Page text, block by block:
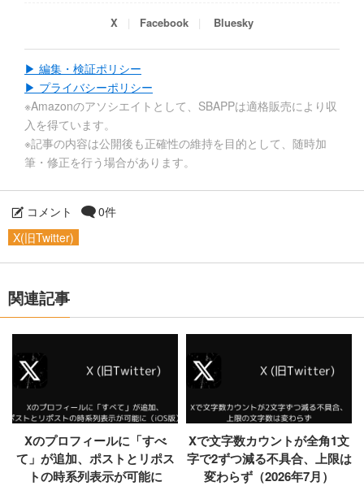
X Facebook Bluesky
▶ 編集・検証ポリシー
▶ プライバシーポリシー
※Amazonのアソシエイトとして、SBAPPは適格販売により収
入を得ています。
※記事の内容は公開後も正確性の維持を目的として、随時加
筆・修正を行う場合があります。
コメント
0件
X(旧Twitter)
関連記事
Xのプロフィールに「すべ
て」が追加、ポストとリポス
トの時系列表示が可能に
Xで文字数カウントが全角1文
字で2ずつ減る不具合、上限は
変わらず（2026年7月）